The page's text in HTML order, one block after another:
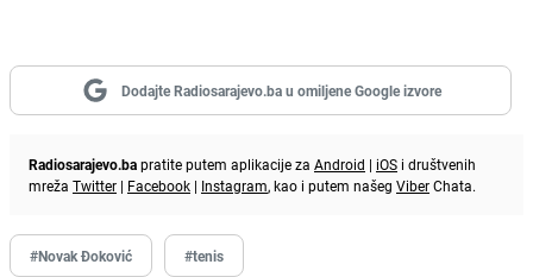
Dodajte Radiosarajevo.ba u omiljene Google izvore
Radiosarajevo.bapratite putem aplikacije za Android | iOS i društvenih
mreža Twitter | Facebook | Instagram, kao i putem našeg ViberChata.
#Novak Đoković #tenis